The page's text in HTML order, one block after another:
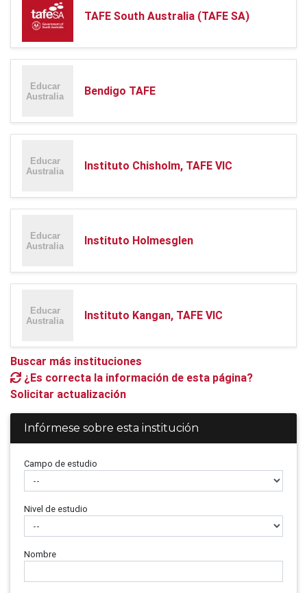
TAFE South Australia (TAFE SA)
Bendigo TAFE
Instituto Chisholm, TAFE VIC
Instituto Holmesglen
Instituto Kangan, TAFE VIC
Buscar más instituciones
¿Es correcta la información de esta página?
Solicitar actualización
Infórmese sobre esta institución
Campo de estudio
Nivel de estudio
Nombre